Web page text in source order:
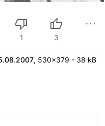
1 3
, 530x379 - 38 kB